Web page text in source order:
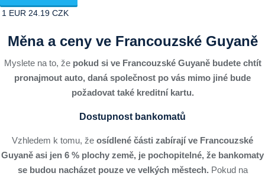
1 EUR 24.19 CZK
Měna a ceny ve Francouzské Guyaně
Myslete na to, že pokud si ve Francouzské Guyaně budete chtít
pronajmout auto, daná společnost po vás mimo jiné bude
požadovat také kreditní kartu.
Dostupnost bankomatů
Vzhledem k tomu, že osídlené části zabírají ve Francouzské
Guyaně asi jen 6 % plochy země, je pochopitelné, že bankomaty
se budou nacházet pouze ve velkých městech. Pokud na